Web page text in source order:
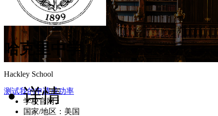
哈克里中学
Hackley School
测试我的申请成功率
学校官网：
国家/地区：美国
详情